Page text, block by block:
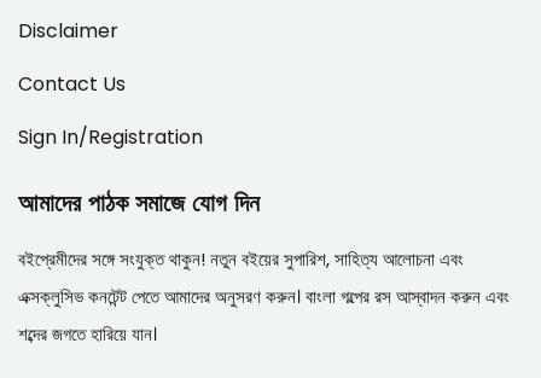
Disclaimer
Contact Us
Sign In/Registration
আমাদের পাঠক সমাজে যোগ দিন
বইপ্রেমীদের সঙ্গে সংযুক্ত থাকুন! নতুন বইয়ের সুপারিশ, সাহিত্য আলোচনা এবং
এক্সক্লুসিভ কনটেন্ট পেতে আমাদের অনুসরণ করুন। বাংলা গল্পের রস আস্বাদন করুন এবং
শব্দের জগতে হারিয়ে যান।